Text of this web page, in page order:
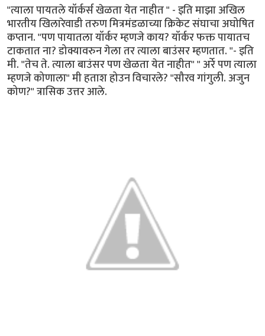
"त्याला पायतले यॉर्कर्स खेळता येत नाहीत " - इति माझा अखिल
भारतीय खिलारेवाडी तरुण मित्रमंडळाच्या क्रिकेट संघाचा अघोषित
कप्तान. "पण पायातला यॉर्कर म्हणजे काय? यॉर्कर फक्त पायातच
टाकतात ना? डोक्यावरुन गेला तर त्याला बाउंसर म्हणतात. "- इति
मी. "तेच ते. त्याला बाउंसर पण खेळता येत नाहीत" " अर्रे पण त्याला
म्हणजे कोणाला" मी हताश होउन विचारले? "सौरव गांगुली. अजुन
कोण?" त्रासिक उत्तर आले.